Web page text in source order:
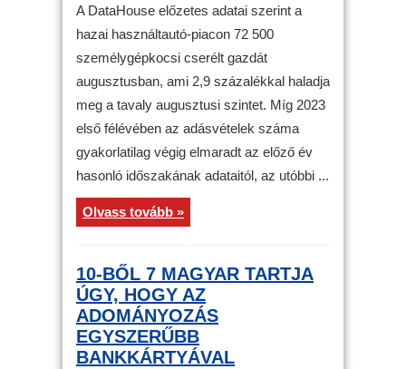
A DataHouse előzetes adatai szerint a
hazai használtautó-piacon 72 500
személygépkocsi cserélt gazdát
augusztusban, ami 2,9 százalékkal haladja
meg a tavaly augusztusi szintet. Míg 2023
első félévében az adásvételek száma
gyakorlatilag végig elmaradt az előző év
hasonló időszakának adataitól, az utóbbi ...
Olvass tovább »
10-BŐL 7 MAGYAR TARTJA
ÚGY, HOGY AZ
ADOMÁNYOZÁS
EGYSZERŰBB
BANKKÁRTYÁVAL